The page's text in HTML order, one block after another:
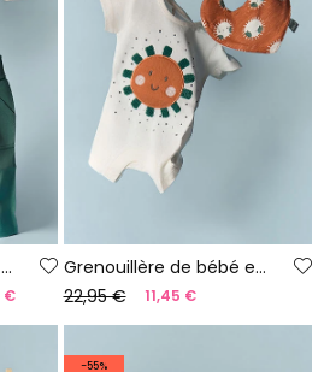
Ensemble bébé t-shirt et pantalon coton blanc
€
Grenouillère de bébé en coton blanc
22,95 €
11,45 €
-55%